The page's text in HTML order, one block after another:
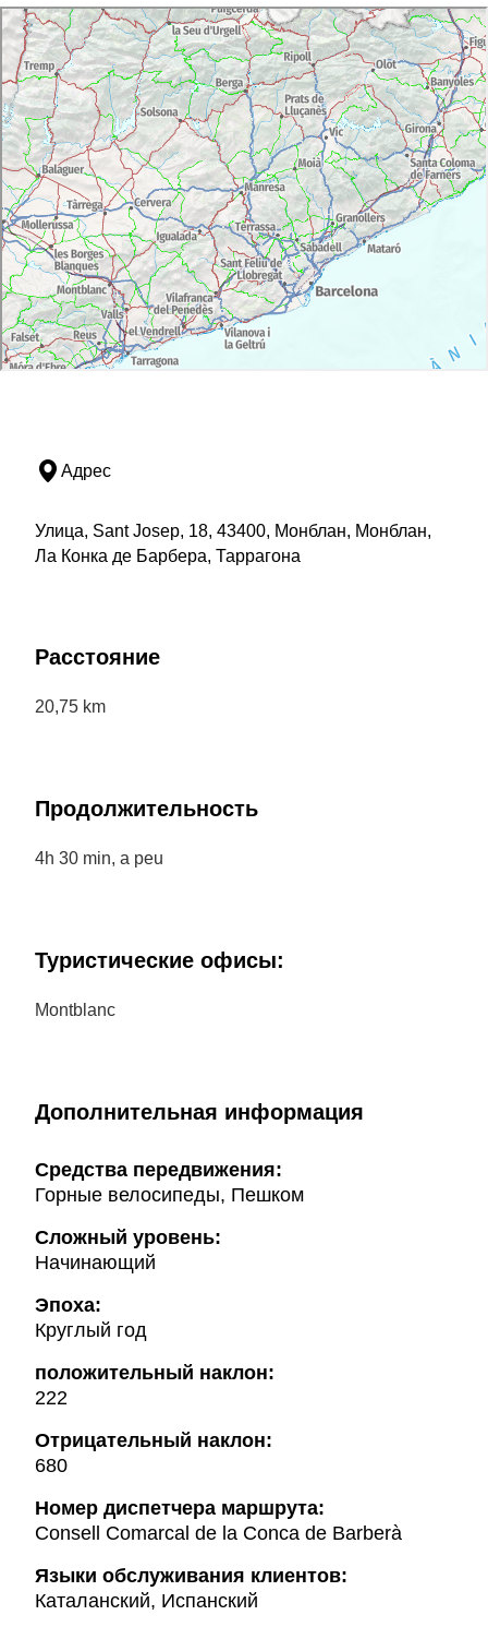
Адрес
Улица, Sant Josep, 18, 43400, Монблан, Монблан,
Ла Конка де Барбера, Таррагона
Расстояние
20,75 km
Продолжительность
4h 30 min, a peu
Туристические офисы:
Montblanc
Дополнительная информация
Cредства передвижения:
Горные велосипеды, Пешком
Сложный уровень:
Начинающий
Эпоха:
Круглый год
положительный наклон:
222
Oтрицательный наклон:
680
Hомер диспетчера маршрута:
Consell Comarcal de la Conca de Barberà
Языки обслуживания клиентов:
Каталанский, Испанский